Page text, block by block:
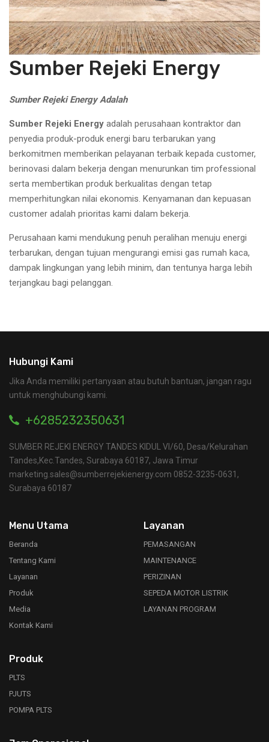
Sumber Rejeki Energy
Sumber Rejeki Energy Adalah
Sumber Rejeki Energy adalah perusahaan kontraktor dan
penyedia produk-produk energi baru terbarukan yang
berkomitmen memberikan pelayanan terbaik kepada customer,
berinovasi dalam bekerja dengan menurunkan tim professional
serta membertikan produk berkualitas dengan tetap
memperhitungkan nilai ekonomis. Kenyamanan dan kepuasan
customer adalah prioritas kami dalam bekerja.
Perusahaan kami mendukung penuh peralihan menuju energi
terbarukan, dengan tujuan mengurangi emisi gas rumah kaca,
dampak lingkungan yang lebih minim, dan tentunya harga lebih
terjangkau bagi pelanggan.
Hubungi Kami
Jika Anda memiliki pertanyaan atau butuh bantuan, jangan ragu
untuk menghubungi kami.
+6285232350631
SUMBER REJEKI ENERGY TANDES KIDUL VI/60, Desa/Kelurahan
Tandes,Kec.Tandes, Surabaya 60187, Jawa Timur
marketing.sales@sumberrejekienergy.com 0852-3235-0631,
Surabaya 60187
Menu Utama
Beranda
Tentang Kami
Layanan
Produk
Media
Kontak Kami
Layanan
PEMASANGAN
MAINTENANCE
PERIZINAN
SEPEDA MOTOR LISTRIK
LAYANAN PROGRAM
Produk
PLTS
PJUTS
POMPA PLTS